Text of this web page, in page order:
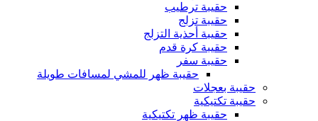
حقيبة ترطيب
حقيبة تزلج
حقيبة أحذية التزلج
حقيبة كرة قدم
حقيبة سفر
حقيبة ظهر للمشي لمسافات طويلة
حقيبة بعجلات
حقيبة تكتيكية
حقيبة ظهر تكتيكية